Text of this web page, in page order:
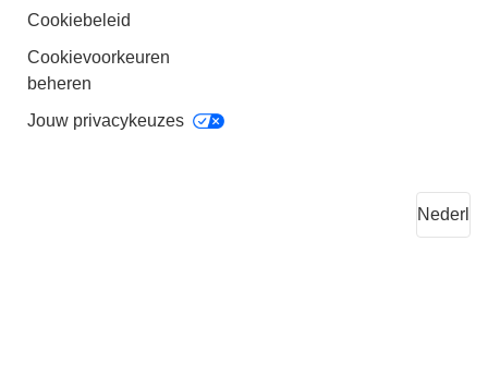
Cookiebeleid
Cookievoorkeuren
beheren
Jouw privacykeuzes